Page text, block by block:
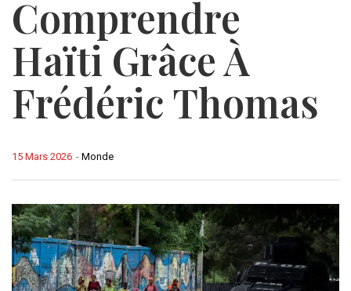
Comprendre
Haïti Grâce À
Frédéric Thomas
- Monde
15 Mars 2026